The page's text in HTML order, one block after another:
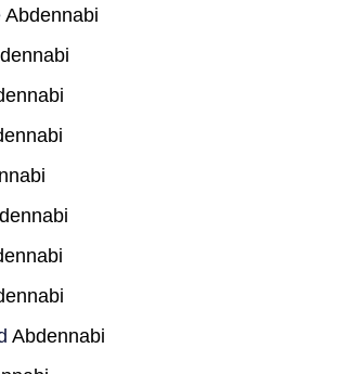
Abdennabi
Abdennabi